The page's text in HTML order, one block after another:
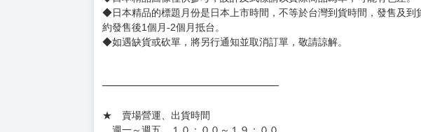
◆書籍贈品&上市日、依出版社最終公布為主。
有時會上市前更改贈品內容或延後出版，還請注意。
◆網路購物取貨後開箱時建議全程錄影拍照存證，以保障買賣家雙方權益。
訂金金額將退回至買動漫錢包。
◆日本精品為受注代購性質，結單後恕無法取消，請慎重下單。